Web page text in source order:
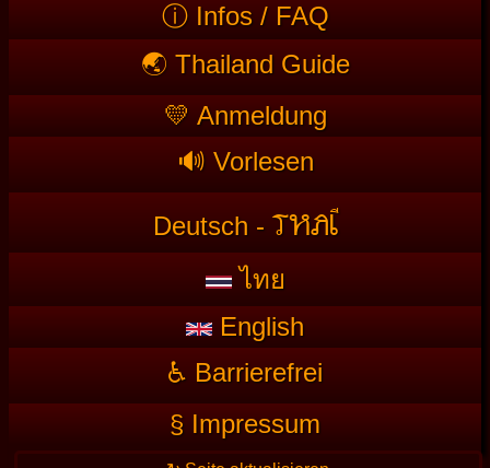
ⓘ Infos / FAQ
🌏 Thailand Guide
💛 Anmeldung
🔊 Vorlesen
Deutsch - THAI
ไทย
English
♿ Barrierefrei
§ Impressum